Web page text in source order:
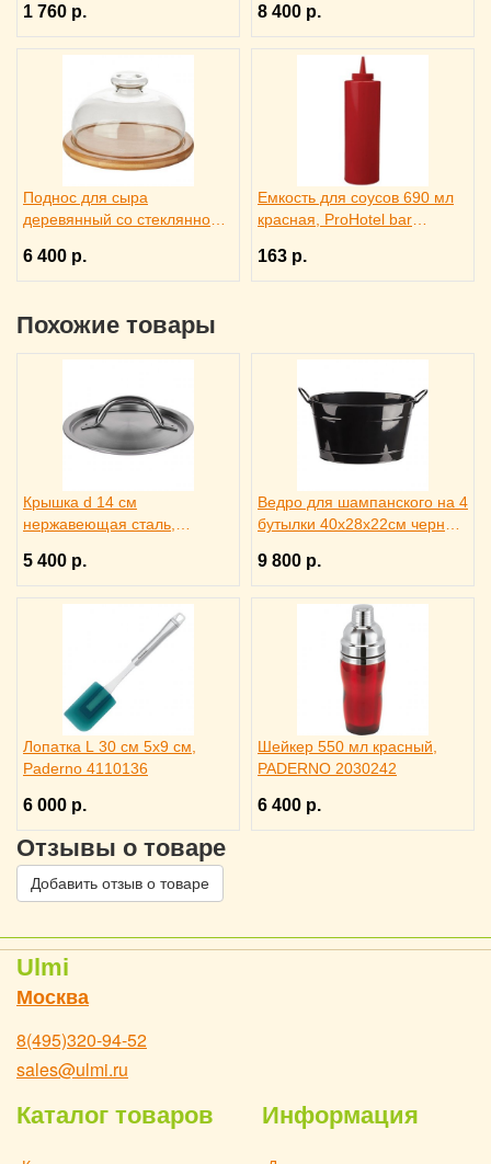
1 760 р. 8 400 р.
Поднос для сыра
деревянный со стеклянной
6 400 р.
Емкость для соусов 690 мл
красная, ProHotel bar
163 р.
Похожие товары
Крышка d 14 см
нержавеющая сталь,
5 400 р.
Ведро для шампанского на 4
бутылки 40х28х22см черное,
9 800 р.
Лопатка L 30 см 5х9 см,
Paderno 4110136
6 000 р.
Шейкер 550 мл красный,
PADERNO 2030242
6 400 р.
Отзывы о товаре
Добавить отзыв о товаре
Ulmi
Москва
8(495)320-94-52
sales@ulmi.ru
Каталог товаров Информация